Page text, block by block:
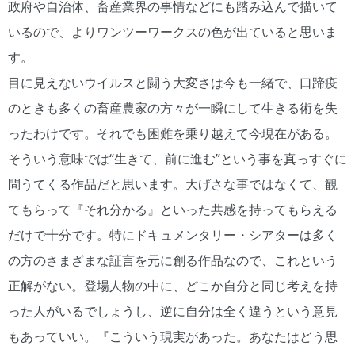
政府や自治体、畜産業界の事情などにも踏み込んで描いて
いるので、よりワンツーワークスの色が出ていると思いま
す。
目に見えないウイルスと闘う大変さは今も一緒で、口蹄疫
のときも多くの畜産農家の方々が一瞬にして生きる術を失
ったわけです。それでも困難を乗り越えて今現在がある。
そういう意味では“生きて、前に進む”という事を真っすぐに
問うてくる作品だと思います。大げさな事ではなくて、観
てもらって『それ分かる』といった共感を持ってもらえる
だけで十分です。特にドキュメンタリー・シアターは多く
の方のさまざまな証言を元に創る作品なので、これという
正解がない。登場人物の中に、どこか自分と同じ考えを持
った人がいるでしょうし、逆に自分は全く違うという意見
もあっていい。『こういう現実があった。あなたはどう思